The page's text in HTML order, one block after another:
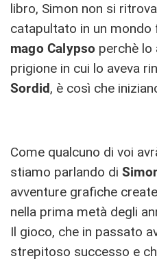
libro, Simon non si
catapultato in un
mago Calypso perchè lo
prigione in cui lo aveva
Sordid, è così che
Come qualcuno di voi
stiamo parlando di
avventure grafiche
nella prima metà degli
Il gioco, che in passato
strepitoso successo e